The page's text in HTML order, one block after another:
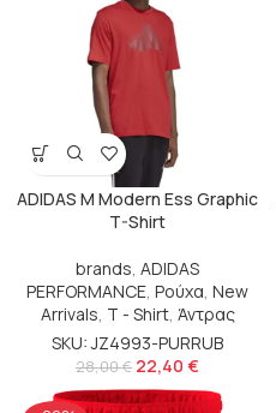
ADIDAS M Modern Ess Graphic
T-Shirt
brands ADIDAS
PERFORMANCE Ρούχα New
Arrivals T - Shirt, Άντρας
SKU: JZ4993-PURRUB
28,00€ 22,40 €